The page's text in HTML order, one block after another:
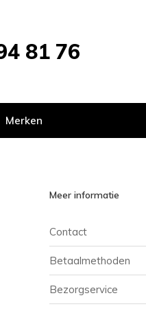
81 76
Merken
Meer informatie
Contact
Betaalmethoden
Bezorgservice